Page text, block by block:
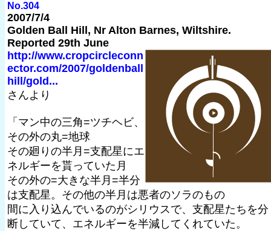
No.304
2007/7/4
Golden Ball Hill, Nr Alton Barnes, Wiltshire.
Reported 29th June
http://www.cropcircleconn
ector.com/2007/goldenball
hill/gold...
さんより
「マン中の三角=ツチヘビ、
その外の丸=地球
その廻りの半月=支配星にエ
ネルギーを貰っていた月
その外の=大きな半月=半分
は支配星。その他の半月は悪者のソラのもの
間に入り込んでいるのがシリウスで、支配星たちを分
断していて、エネルギーを半減してくれていた。